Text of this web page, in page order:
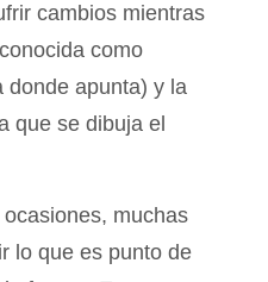
cambios mientras
como
donde apunta) y la
que se dibuja el
muchas
lo que es punto de